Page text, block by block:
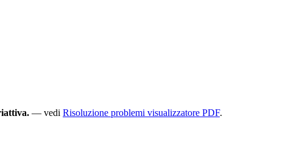
— vedi Risoluzione problemi visualizzatore PDF.